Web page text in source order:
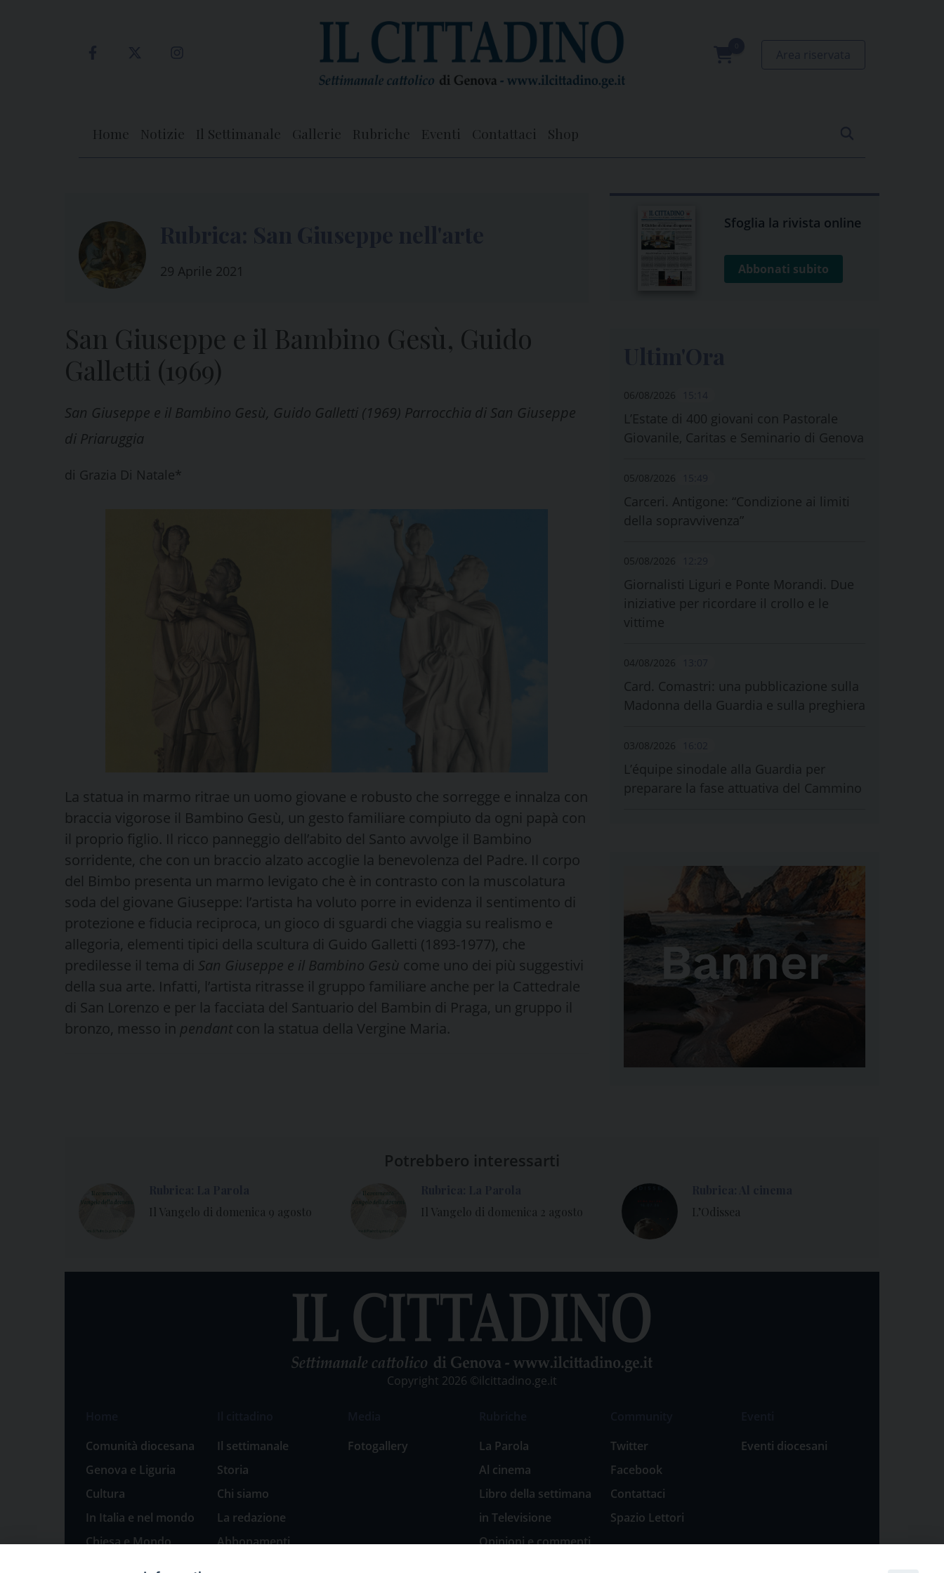
Home Notizie Il Settimanale Gallerie Rubriche Eventi Contattaci Shop
29 Aprile 2021
San Giuseppe e il Bambino Gesù, Guido
Galletti (1969)
San Giuseppe e il Bambino Gesù, Guido Galletti (1969) Parrocchia di San Giuseppe
di Priaruggia
di Grazia Di Natale*
La statua in marmo ritrae un uomo giovane e robusto che sorregge e innalza con
braccia vigorose il Bambino Gesù, un gesto familiare compiuto da ogni papà con
il proprio figlio. Il ricco panneggio dell’abito del Santo avvolge il Bambino
sorridente, che con un braccio alzato accoglie la benevolenza del Padre. Il corpo
del Bimbo presenta un marmo levigato che è in contrasto con la muscolatura
soda del giovane Giuseppe: l’artista ha voluto porre in evidenza il sentimento di
protezione e fiducia reciproca, un gioco di sguardi che viaggia su realismo e
allegoria, elementi tipici della scultura di Guido Galletti (1893-1977), che
predilesse il tema di San Giuseppe e il Bambino Gesù come uno dei più suggestivi
della sua arte. Infatti, l’artista ritrasse il gruppo familiare anche per la Cattedrale
di San Lorenzo e per la facciata del Santuario del Bambin di Praga, un gruppo il
bronzo, messo in pendantcon la statua della Vergine Maria.
Sfoglia la rivista online
Abbonati subito
06/08/2026
L’Estate di 400 giovani con Pastorale
Giovanile, Caritas e Seminario di Genova
05/08/2026
Carceri. Antigone: “Condizione ai limiti
della sopravvivenza”
05/08/2026
Giornalisti Liguri e Ponte Morandi. Due
iniziative per ricordare il crollo e le
vittime
04/08/2026
Card. Comastri: una pubblicazione sulla
Madonna della Guardia e sulla preghiera
03/08/2026
L’équipe sinodale alla Guardia per
preparare la fase attuativa del Cammino
Potrebbero interessarti
Il Vangelo di domenica 9 agosto
Il Vangelo di domenica 2 agosto
L’Odissea
Copyright 2026 ©ilcittadino.ge.it
Comunità diocesana
Genova e Liguria
Cultura
In Italia e nel mondo
Chiesa e Mondo
Il settimanale
Storia
Chi siamo
La redazione
Abbonamenti
Fotogallery
La Parola
Al cinema
Libro della settimana
in Televisione
Opinioni e commenti
Twitter
Facebook
Contattaci
Spazio Lettori
Eventi diocesani